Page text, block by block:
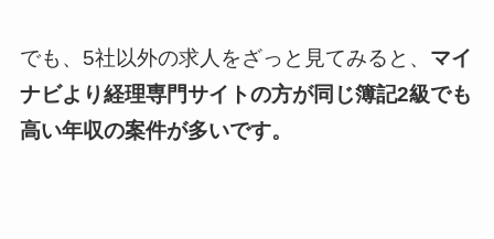
でも、5社以外の求人をざっと見てみると、 マイ
ナビより経理専門サイトの方が同じ簿記2級でも
高い年収の案件が多いです。